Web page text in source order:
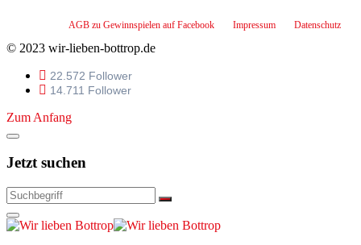
AGB zu Gewinnspielen auf Facebook Impressum Datenschutz
© 2023 wir-lieben-bottrop.de
22.572 Follower
14.711 Follower
Zum Anfang
Jetzt suchen